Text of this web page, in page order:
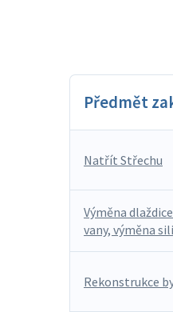
Předmět
Natřít Střechu
Výměna
vany, výměna
Rekonstrukce